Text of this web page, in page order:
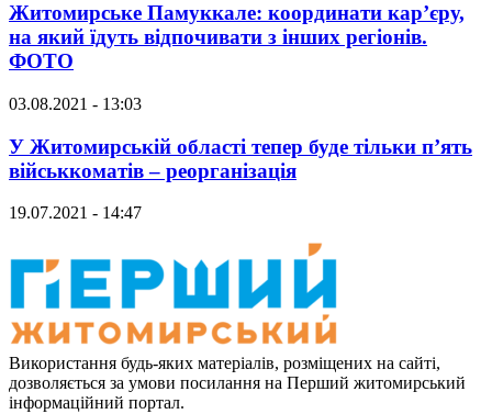
Житомирське Памуккале: координати кар’єру,
на який їдуть відпочивати з інших регіонів.
ФОТО
03.08.2021 - 13:03
У Житомирській області тепер буде тільки п’ять
військкоматів – реорганізація
19.07.2021 - 14:47
Використання будь-яких матеріалів, розміщених на сайті,
дозволяється за умови посилання на Перший житомирський
інформаційний портал.